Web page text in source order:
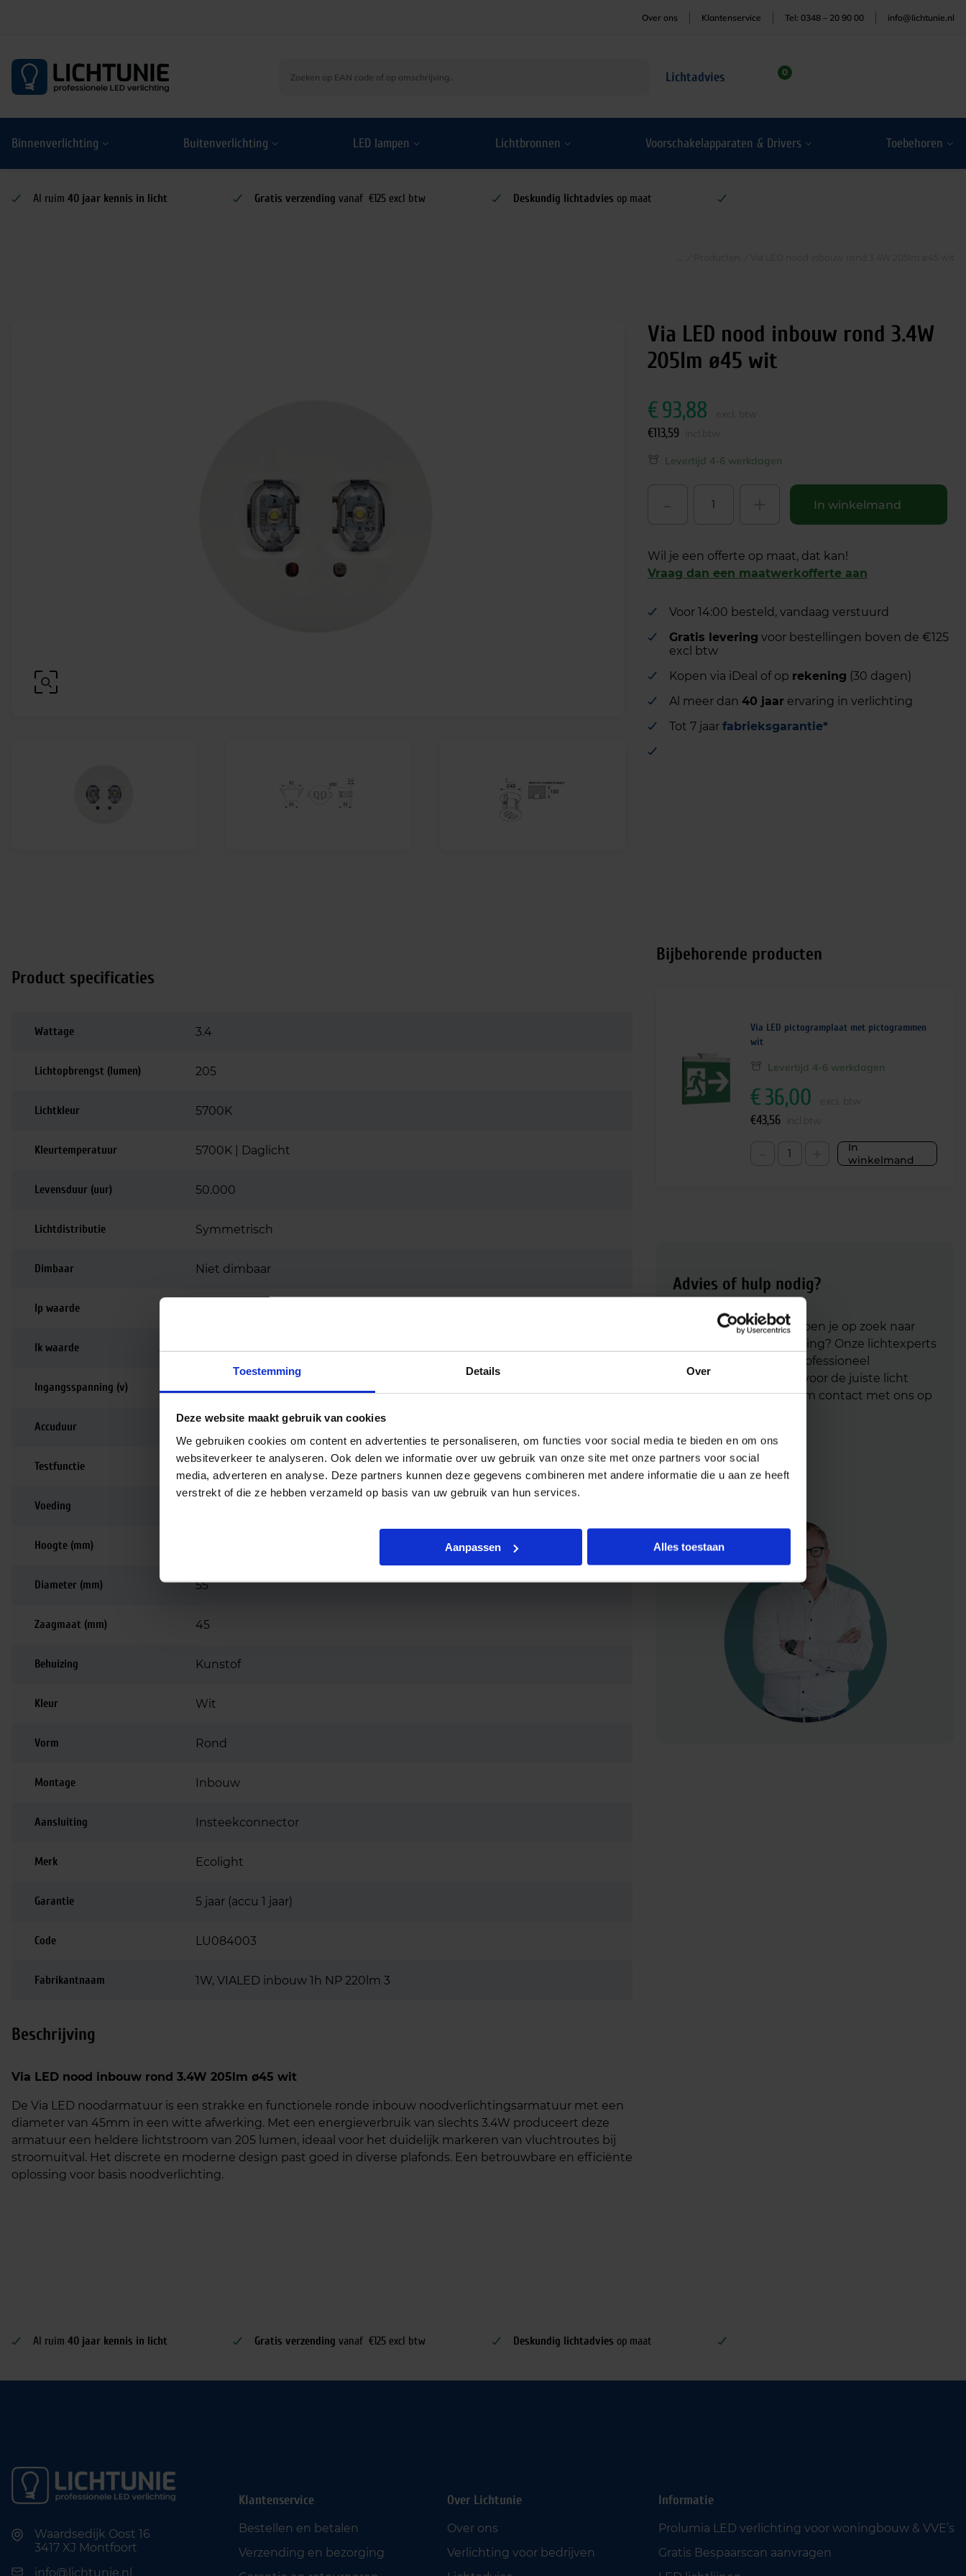
Toestemming Details Over
Deze website maakt gebruik van cookies
We gebruiken cookies om content en advertenties te personaliseren, om functies voor social media te bieden en om ons
websiteverkeer te analyseren. Ook delen we informatie over uw gebruik van onze site met onze partners voor social
media, adverteren en analyse. Deze partners kunnen deze gegevens combineren met andere informatie die u aan ze heeft
verstrekt of die ze hebben verzameld op basis van uw gebruik van hun services.
Aanpassen Alles toestaan
Over ons Klantenservice Tel: 0348 – 20 90 00 info@lichtunie.nl
Lichtadvies 0
Binnenverlichting Buitenverlichting LED lampen Lichtbronnen Voorschakelapparaten & Drivers Toebehoren
Al ruim 40 jaar kennis in licht Gratis verzending vanaf €125 excl btw Deskundig lichtadvies op maat
Via LED nood inbouw rond 3.4W
205lm ø45 wit
€93,88
€113,59
Levertijd 4-6 werkdagen
In winkelmand
Wil je een offerte op maat, dat kan!
Vraag dan een maatwerkofferte aan
Voor 14:00 besteld, vandaag verstuurd
Gratis levering voor bestellingen boven de €125
excl btw
Kopen via iDeal of op rekening (30 dagen)
Al meer dan 40 jaarervaring in verlichting
Tot 7 jaar fabrieksgarantie*
Product specificaties
Wattage 3.4
Lichtopbrengst (lumen) 205
Lichtkleur 5700K
Kleurtemperatuur 5700K | Daglicht
Levensduur (uur) 50.000
Lichtdistributie Symmetrisch
Dimbaar Niet dimbaar
Ip waarde
Ik waarde IK04
Ingangsspanning (v) 220-240
Accuduur
Testfunctie Testknop
Voeding
Hoogte (mm)
Diameter (mm) 55
Zaagmaat (mm) 45
Behuizing Kunstof
Kleur Wit
Vorm Rond
Montage Inbouw
Aansluiting Insteekconnector
Merk Ecolight
Garantie 5 jaar (accu 1 jaar)
Code LU084003
Fabrikantnaam 1W, VIALED inbouw 1h NP 220lm 3
Beschrijving
Via LED nood inbouw rond 3.4W 205lm ø45 wit
De Via LED noodarmatuur is een strakke en functionele ronde inbouw noodverlichtingsarmatuur met een
diameter van 45mm in een witte afwerking. Met een energieverbruik van slechts 3.4W produceert deze
armatuur een heldere lichtstroom van 205 lumen, ideaal voor het duidelijk markeren van vluchtroutes bij
stroomuitval. Het discrete en moderne design past goed in diverse plafonds. Een betrouwbare en efficiënte
oplossing voor basis noodverlichting.
Bijbehorende producten
Via LED pictogramplaat met pictogrammen
wit
Levertijd 4-6 werkdagen
In
winkelmand
€36,00
€43,56
Advies of hulp nodig?
Heb je advies nodig of ben je op zoek naar
een alternatieve oplossing? Onze lichtexperts
helpen je graag met professioneel
lichtadvies
en zorgen voor de juiste licht
oplossing. Aarzel niet om contact met ons op
Bel+31(0)348 209 000
Al ruim 40 jaar kennis in licht Gratis verzending vanaf €125 excl btw Deskundig lichtadvies op maat
Waardsedijk Oost 16
3417 XJ Montfoort
info@lichtunie.nl
Klantenservice
Bestellen en betalen
Verzending en bezorging
Over Lichtunie
Over ons
Verlichting voor bedrijven
Informatie
Prolumia LED verlichting voor woningbouw & VVE’s
Gratis Bespaarscan aanvragen